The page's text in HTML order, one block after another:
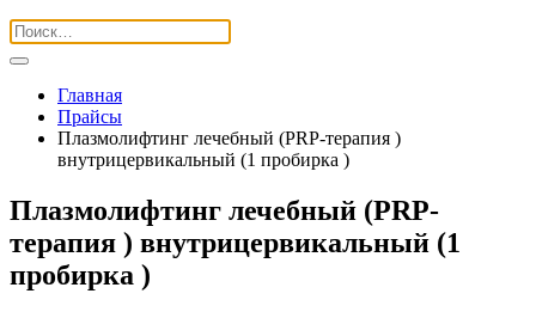
Главная
Прайсы
Плазмолифтинг лечебный (PRP-терапия )
внутрицервикальный (1 пробирка )
Плазмолифтинг лечебный (PRP-
терапия ) внутрицервикальный (1
пробирка )